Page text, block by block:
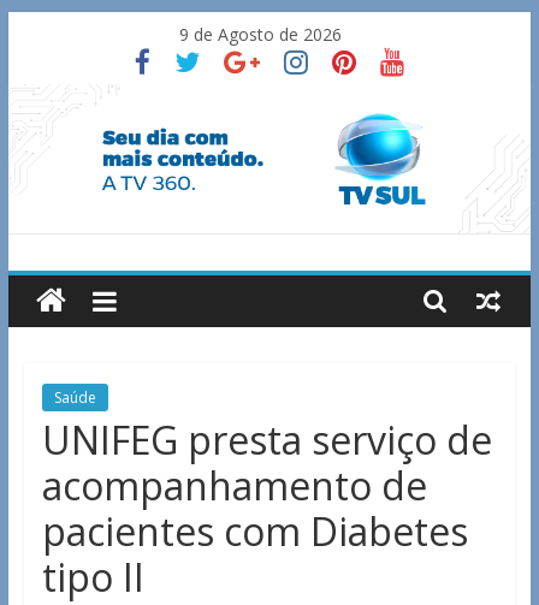
content
9 de Agosto de 2026
TV
Sul
Notícias
Guaxupé
região.
Saúde
UNIFEG presta serviço de
acompanhamento de
pacientes com Diabetes
tipo II